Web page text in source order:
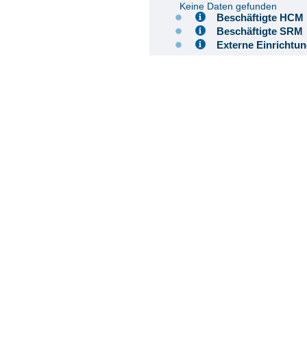
Keine Daten gefunden
Beschäftigte
Beschäftigte
Externe